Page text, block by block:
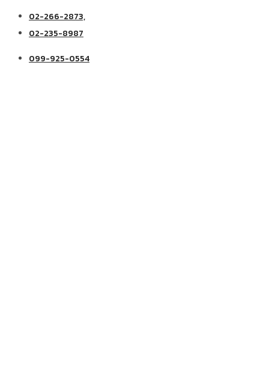
02-266-2873,
02-235-8987
099-925-0554